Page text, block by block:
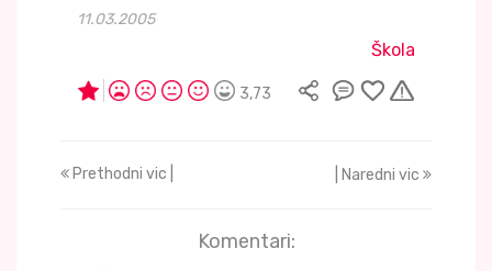
11.03.2005
Škola
3,73
Prethodni vic | | Naredni vic
Komentari: